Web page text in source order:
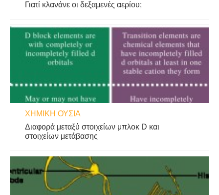
Γιατί κλανάνε οι δεξαμενές αερίου;
ΧΗΜΙΚΉ ΟΥΣΊΑ
Διαφορά μεταξύ στοιχείων μπλοκ D και
στοιχείων μετάβασης